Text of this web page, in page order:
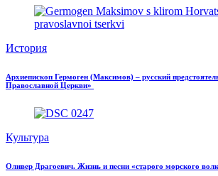
История
Архиепископ Гермоген (Максимов) – русский
Православной Церкви»
Культура
Оливер Драгоевич. Жизнь и песни «старого морского